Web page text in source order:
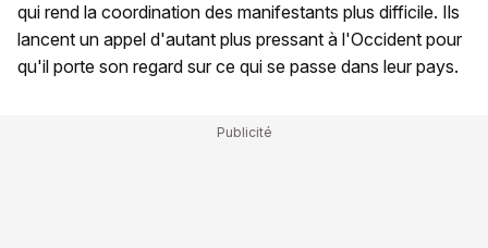
qui rend la coordination des manifestants plus difficile. Ils
lancent un appel d'autant plus pressant à l'Occident pour
qu'il porte son regard sur ce qui se passe dans leur pays.